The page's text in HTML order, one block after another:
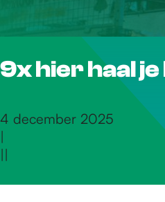
9x hier haal
4 december 2025
|
||